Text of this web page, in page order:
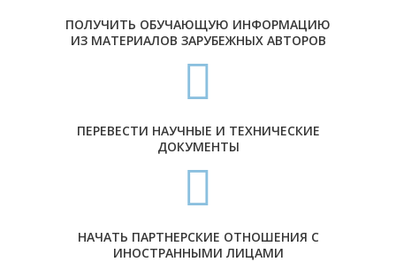
ПОЛУЧИТЬ ОБУЧАЮЩУЮ ИНФОРМАЦИЮ
ИЗ МАТЕРИАЛОВ ЗАРУБЕЖНЫХ АВТОРОВ
ПЕРЕВЕСТИ НАУЧНЫЕ И ТЕХНИЧЕСКИЕ
ДОКУМЕНТЫ
НАЧАТЬ ПАРТНЕРСКИЕ ОТНОШЕНИЯ С
ИНОСТРАННЫМИ ЛИЦАМИ